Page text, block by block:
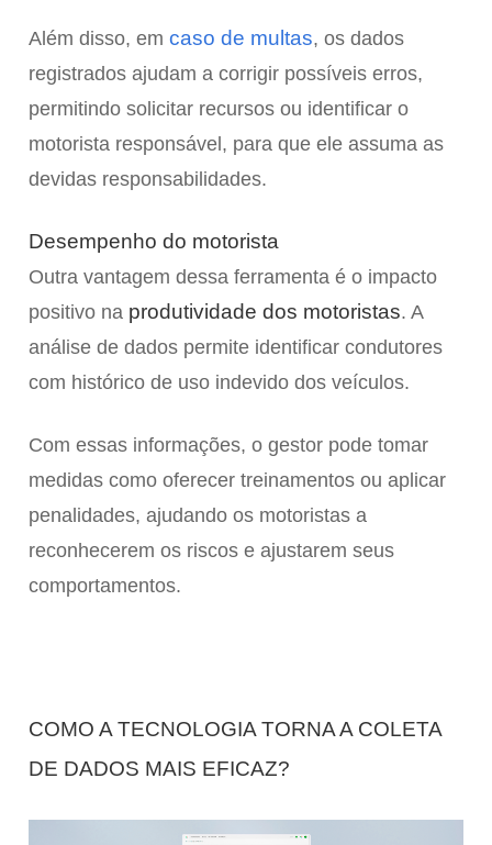
Além disso, em caso de multas, os dados
registrados ajudam a corrigir possíveis erros,
permitindo solicitar recursos ou identificar o
motorista responsável, para que ele assuma as
devidas responsabilidades.
Desempenho do motorista
Outra vantagem dessa ferramenta é o impacto
positivo na produtividade dos motoristas. A
análise de dados permite identificar condutores
com histórico de uso indevido dos veículos.
Com essas informações, o gestor pode tomar
medidas como oferecer treinamentos ou aplicar
penalidades, ajudando os motoristas a
reconhecerem os riscos e ajustarem seus
comportamentos.
COMO A TECNOLOGIA TORNA A COLETA
DE DADOS MAIS EFICAZ?